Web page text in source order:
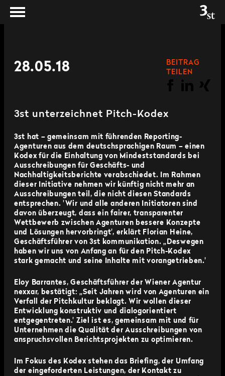
28.05.18
BEITRAG
TEILEN
3st unterzeichnet Pitch-Kodex
3st hat – gemeinsam mit führenden Reporting-
Agenturen aus dem deutschsprachigen Raum – einen
Kodex für die Einhaltung von Mindeststandards bei
Ausschreibungen für Geschäfts- und
Nachhaltigkeitsberichte verabschiedet. I m Rahmen
dieser Initiative nehmen wir künftig nicht mehr an
Ausschreibungen teil, die nicht diesen Standards
entsprechen. 'Wir und alle anderen Initiatoren sind
davon überzeugt, dass ein fairer, transparenter
Wettbewerb zwischen Agenturen bessere Konzepte
und Lösungen hervorbringt', erklärt Florian Heine,
Geschäftsführer von 3st kommunikation. „Deswegen
haben wir uns von Anfang an für den Pitch-Kodex
stark gemacht und seine Inhalte mit vorangetrieben.'
Eloy Barrantes, Geschäftsführer der Wiener Agentur
nexxar, bestätigt:„Seit Jahren wird von Agenturen ein
Verfall der Pitchkultur beklagt. Wir wollen dieser
Entwicklung konstruktiv und dialogorientiert
entgegentreten.' Ziel ist es, gemeinsam mit und für
Unternehmen die Qualität der Ausschreibungen von
anspruchsvollen Berichtsprojekten zu optimieren.
Im Fokus des Kodex stehen das Briefing, der Umfang
der eingeforderten Leistungen, der Kontakt zu